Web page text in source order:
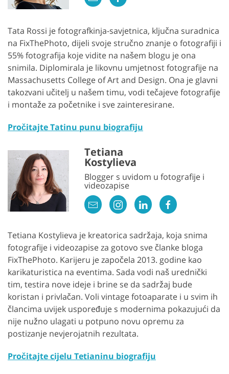
Tata Rossi je fotografkinja-savjetnica, ključna suradnica
na FixThePhoto, dijeli svoje stručno znanje o fotografiji i
55% fotografija koje vidite na našem blogu je ona
snimila. Diplomirala je likovnu umjetnost fotografije na
Massachusetts College of Art and Design. Ona je glavni
takozvani učitelj u našem timu, vodi tečajeve fotografije
i montaže za početnike i sve zainteresirane.
Pročitajte Tatinu punu biografiju
Tetiana
Kostylieva
Blogger s uvidom u fotografije i
videozapise
Tetiana Kostylieva je kreatorica sadržaja, koja snima
fotografije i videozapise za gotovo sve članke bloga
FixThePhoto. Karijeru je započela 2013. godine kao
karikaturistica na eventima. Sada vodi naš urednički
tim, testira nove ideje i brine se da sadržaj bude
koristan i privlačan. Voli vintage fotoaparate i u svim ih
člancima uvijek uspoređuje s modernima pokazujući da
nije nužno ulagati u potpuno novu opremu za
postizanje nevjerojatnih rezultata.
Pročitajte cijelu Tetianinu biografiju